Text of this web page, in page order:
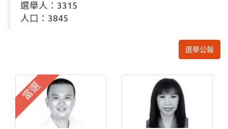
選舉人：3315
人口：3845
選舉公報
當選